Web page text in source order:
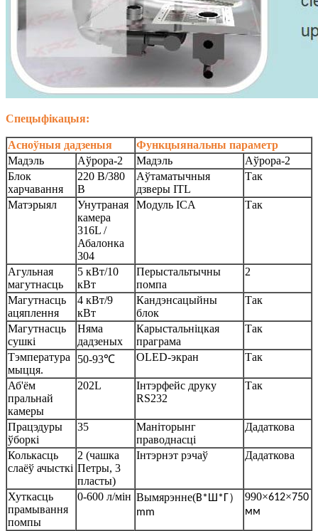
Спецыфікацыя:
Асноўныя дадзеныя
Функцыянальны параметр
Мадэль
Аўрора-2 Мадэль
Аўрора-2
Блок
харчавання
220 В/380
В
Аўтаматычныя
дзверы ITL
Так
Матэрыял
Унутраная
камера
316L /
Абалонка
304
Модуль ICA Так
Агульная
магутнасць
5 кВт/10
кВт
Перыстальтычны
помпа
2
Магутнасць
ацяплення
4 кВт/9
кВт
Кандэнсацыйны
блок
Так
Магутнасць
сушкі
Няма
дадзеных
Карыстальніцкая
праграма
Так
Тэмпература
мыцця.
50-93℃ OLED-экран Так
Аб'ём
пральнай
камеры
202L
Інтэрфейс друку
RS232
Так
Працэдуры
ўборкі
35
Маніторынг
праводнасці
Дадаткова
Колькасць
слаёў ачысткі
2 (чашка
Петры, 3
пласты)
Інтэрнэт рэчаў Дадаткова
Хуткасць
прамывання
помпы
0-600 л/мін Вымярэнне(В*Ш*Г）
mm
990×612×750
мм